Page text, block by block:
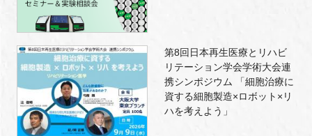
第8回日本再生医療とリハビ
リテーション学会学術大会連
携シンポジウム 「細胞治療に
資する細胞製造×ロボット×リ
ハを考えよう」